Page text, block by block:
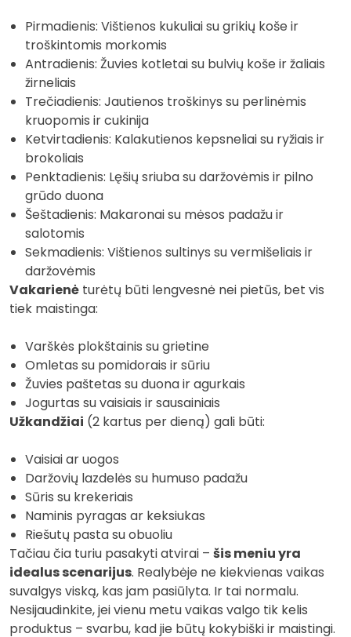
Pirmadienis: Vištienos kukuliai su grikių koše ir
troškintomis morkomis
Antradienis: Žuvies kotletai su bulvių koše ir žaliais
žirneliais
Trečiadienis: Jautienos troškinys su perlinėmis
kruopomis ir cukinija
Ketvirtadienis: Kalakutienos kepsneliai su ryžiais ir
brokoliais
Penktadienis: Lęšių sriuba su daržovėmis ir pilno
grūdo duona
Šeštadienis: Makaronai su mėsos padažu ir
salotomis
Sekmadienis: Vištienos sultinys su vermišeliais ir
daržovėmis
Vakarienė turėtų būti lengvesnė nei pietūs, bet vis
tiek maistinga:
Varškės plokštainis su grietine
Omletas su pomidorais ir sūriu
Žuvies paštetas su duona ir agurkais
Jogurtas su vaisiais ir sausainiais
Užkandžiai (2 kartus per dieną) gali būti:
Vaisiai ar uogos
Daržovių lazdelės su humuso padažu
Sūris su krekeriais
Naminis pyragas ar keksiukas
Riešutų pasta su obuoliu
Tačiau čia turiu pasakyti atvirai – šis meniu yra
idealus scenarijus. Realybėje ne kiekvienas vaikas
suvalgys viską, kas jam pasiūlyta. Ir tai normalu.
Nesijaudinkite, jei vienu metu vaikas valgo tik kelis
produktus – svarbu, kad jie būtų kokybiški ir maistingi.